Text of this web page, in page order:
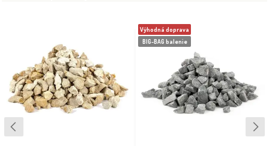
Výhodná doprava
BIG-BAG balenie